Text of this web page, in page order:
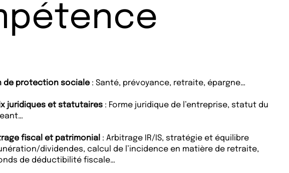
de protection sociale : Santé, prévoyance, retraite, épargne…
juridiques et statutaires : Forme juridique de l’entreprise, statut du
fiscal et patrimonial : Arbitrage IR/IS, stratégie et équilibre
dividendes, calcul de l’incidence en matière de retraite,
de déductibilité fiscale…